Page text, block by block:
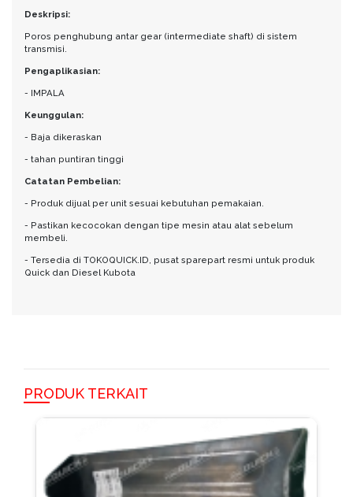
Deskripsi:
Poros penghubung antar gear (intermediate shaft) di sistem
transmisi.
Pengaplikasian:
- IMPALA
Keunggulan:
- Baja dikeraskan
- tahan puntiran tinggi
Catatan Pembelian:
- Produk dijual per unit sesuai kebutuhan pemakaian.
- Pastikan kecocokan dengan tipe mesin atau alat sebelum
membeli.
- Tersedia di TOKOQUICK.ID, pusat sparepart resmi untuk produk
Quick dan Diesel Kubota
PRODUK TERKAIT